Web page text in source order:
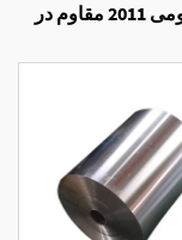
آلومینیومی 2011 مقاوم در